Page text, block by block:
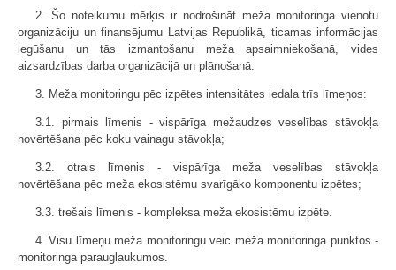
2. Šo noteikumu mērķis ir nodrošināt meža monitoringa vienotu
organizāciju un finansējumu Latvijas Republikā, ticamas informācijas
iegūšanu un tās izmantošanu meža apsaimniekošanā, vides
aizsardzības darba organizācijā un plānošanā.
3. Meža monitoringu pēc izpētes intensitātes iedala trīs līmeņos:
3.1. pirmais līmenis - vispārīga mežaudzes veselības stāvokļa
novērtēšana pēc koku vainagu stāvokļa;
3.2. otrais līmenis - vispārīga meža veselības stāvokļa
novērtēšana pēc meža ekosistēmu svarīgāko komponentu izpētes;
3.3. trešais līmenis - kompleksa meža ekosistēmu izpēte.
4. Visu līmeņu meža monitoringu veic meža monitoringa punktos -
monitoringa parauglaukumos.